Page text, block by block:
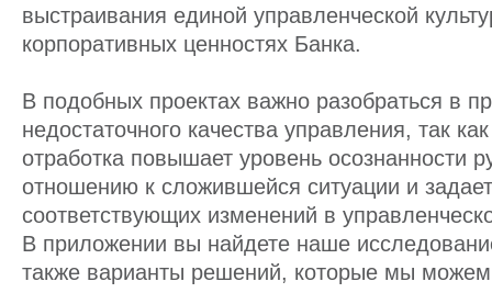
выстраивания единой управленческой
корпоративных ценностях Банка.
В подобных проектах важно разобраться в
недостаточного качества управления, так
отработка повышает уровень осознанности
отношению к сложившейся ситуации и
соответствующих изменений в
В приложении вы найдете наше
также варианты решений, которые мы